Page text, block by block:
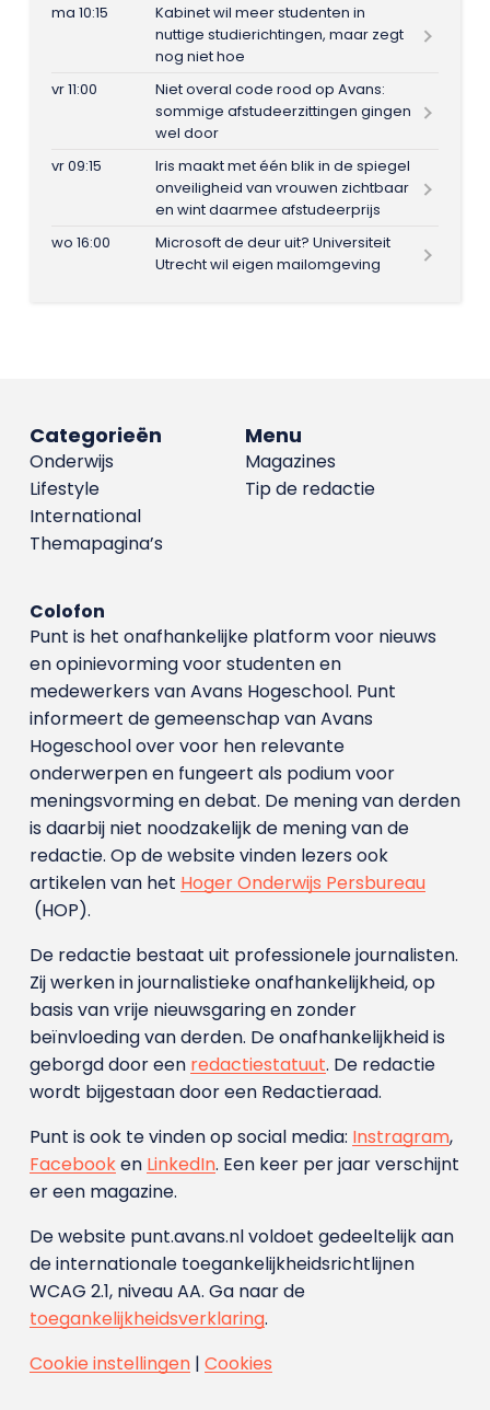
ma 10:15
Kabinet wil meer studenten in
nuttige studierichtingen, maar zegt
nog niet hoe
vr 11:00
Niet overal code rood op Avans:
sommige afstudeerzittingen gingen
wel door
vr 09:15
Iris maakt met één blik in de spiegel
onveiligheid van vrouwen zichtbaar
en wint daarmee afstudeerprijs
wo 16:00
Microsoft de deur uit? Universiteit
Utrecht wil eigen mailomgeving
Menu
Magazines
Tip de redactie
Categorieën
Onderwijs
Lifestyle
International
Themapagina’s
Colofon
Punt is het onafhankelijke platform voor nieuws
en opinievorming voor studenten en
medewerkers van Avans Hoge­school. Punt
informeert de gemeenschap van Avans
Hogeschool over voor hen relevante
onderwerpen en fungeert als podium voor
meningsvorming en debat. De mening van derden
is daarbij niet noodzakelijk de mening van de
redactie. Op de website vinden lezers ook
artikelen van het Hoger Onderwijs Persbureau
(HOP).
De redactie bestaat uit professionele journalisten.
Zij werken in journalistieke onafhankelijkheid, op
basis van vrije nieuwsgaring en zonder
beïnvloeding van derden. De onafhankelijkheid is
geborgd door een redactiestatuut. De redactie
wordt bijgestaan door een Redactieraad.
Punt is ook te vinden op social media: Instragram,
Facebooken LinkedIn. Een keer per jaar verschijnt
er een magazine.
De website punt.avans.nl voldoet gedeeltelijk aan
de internationale toegankelijkheidsrichtlijnen
WCAG 2.1, niveau AA. Ga naar de
toegankelijkheidsverklaring.
Cookie instellingen| Cookies